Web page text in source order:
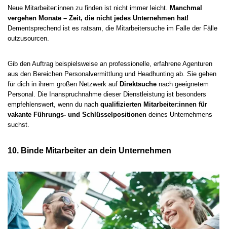
Neue Mitarbeiter:innen zu finden ist nicht immer leicht. Manchmal
vergehen Monate – Zeit, die nicht jedes Unternehmen hat!
Dementsprechend ist es ratsam, die Mitarbeitersuche im Falle der Fälle
outzusourcen.
Gib den Auftrag beispielsweise an professionelle, erfahrene Agenturen
aus den Bereichen Personalvermittlung und Headhunting ab. Sie gehen
für dich in ihrem großen Netzwerk auf Direktsuche nach geeignetem
Personal. Die Inanspruchnahme dieser Dienstleistung ist besonders
empfehlenswert, wenn du nach qualifizierten Mitarbeiter:innen für
vakante Führungs- und Schlüsselpositionen deines Unternehmens
suchst.
10. Binde Mitarbeiter an dein Unternehmen